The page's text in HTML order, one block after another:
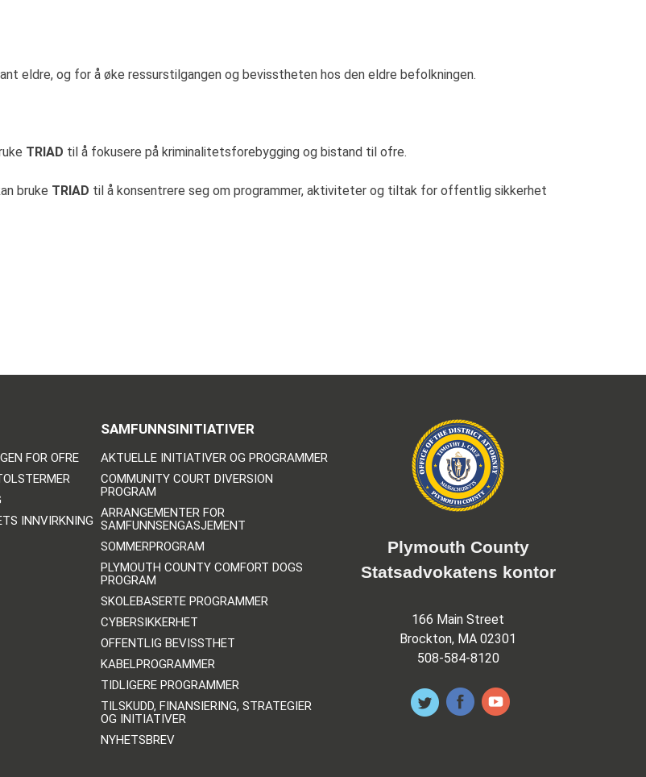
eldre, og for å øke ressurstilgangen og bevisstheten hos den eldre befolkningen.
TRIAD til å fokusere på kriminalitetsforebygging og bistand til ofre.
bruke TRIAD til å konsentrere seg om programmer, aktiviteter og tiltak for offentlig sikkerhet
FOR OFRE
INNVIRKNING
SAMFUNNSINITIATIVER
AKTUELLE INITIATIVER OG PROGRAMMER
COMMUNITY COURT DIVERSION
PROGRAM
ARRANGEMENTER FOR
SAMFUNNSENGASJEMENT
SOMMERPROGRAM
PLYMOUTH COUNTY COMFORT DOGS
PROGRAM
SKOLEBASERTE PROGRAMMER
CYBERSIKKERHET
OFFENTLIG BEVISSTHET
KABELPROGRAMMER
TIDLIGERE PROGRAMMER
TILSKUDD, FINANSIERING, STRATEGIER
OG INITIATIVER
NYHETSBREV
Plymouth County
Statsadvokatens kontor
166 Main Street
Brockton, MA 02301
508-584-8120